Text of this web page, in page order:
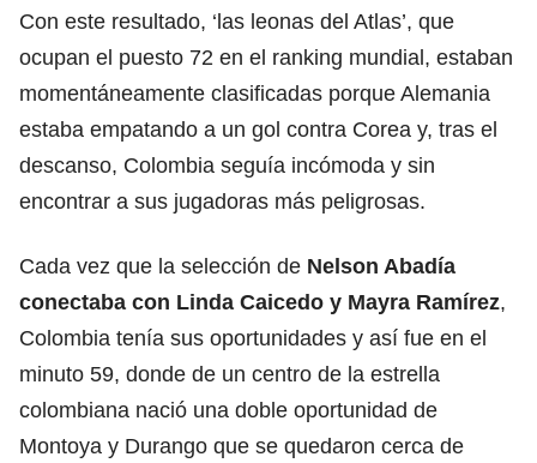
Con este resultado, ‘las leonas del Atlas’, que
ocupan el puesto 72 en el ranking mundial, estaban
momentáneamente clasificadas porque Alemania
estaba empatando a un gol contra Corea y, tras el
descanso, Colombia seguía incómoda y sin
encontrar a sus jugadoras más peligrosas.
Cada vez que la selección de Nelson Abadía
conectaba con Linda Caicedo y Mayra Ramírez,
Colombia tenía sus oportunidades y así fue en el
minuto 59, donde de un centro de la estrella
colombiana nació una doble oportunidad de
Montoya y Durango que se quedaron cerca de